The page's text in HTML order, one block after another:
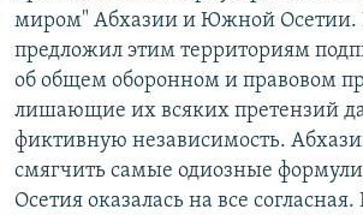
миром" Абхазии и Южной Осетии.
предложил этим территориям
об общем оборонном и правовом
лишающие их всяких претензий
фиктивную независимость.
смягчить самые одиозные
Осетия оказалась на все